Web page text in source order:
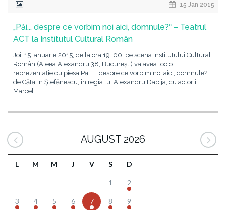
15 Jan 2015
„Păi... despre ce vorbim noi aici, domnule?‟ – Teatrul
ACT la Institutul Cultural Român
Joi, 15 ianuarie 2015, de la ora 19. 00, pe scena Institutului Cultural
Român (Aleea Alexandru 38, București) va avea loc o
reprezentație cu piesa Păi. . . despre ce vorbim noi aici, domnule?
de Cătălin Ștefănescu, în regia lui Alexandru Dabija, cu actorii
Marcel
AUGUST 2026
L M M J V S D
1 2
3 4 5 6 7 8 9